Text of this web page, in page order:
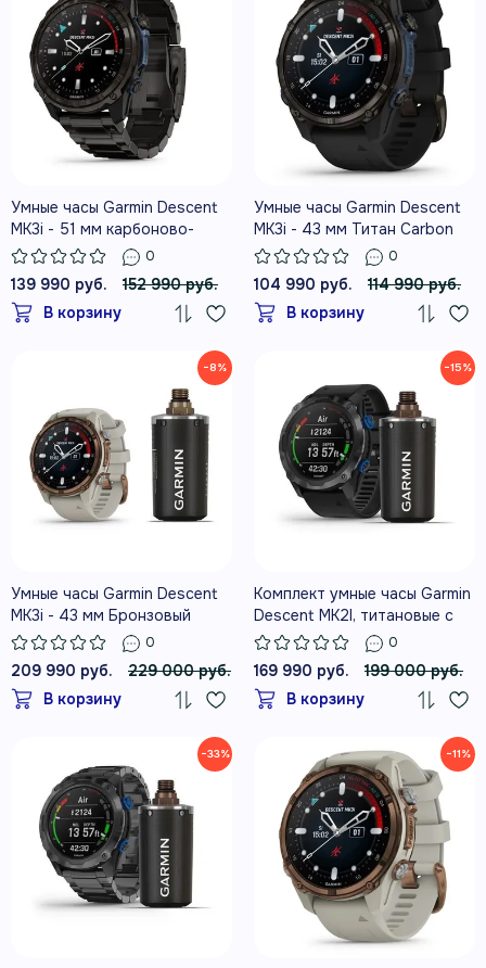
Умные часы Garmin Descent
MK3i - 51 мм карбоново-
серые DLC титановые с DLC
титановым ремешком
0
139 990 руб.
152 990 руб.
В корзину
Умные часы Garmin Descent
MK3i - 43 мм Титан Carbon
Grey DLC с черным
силиконовым ремешком
0
104 990 руб.
114 990 руб.
В корзину
−8%
Умные часы Garmin Descent
MK3i - 43 мм Бронзовый
титан с PVD-покрытием,
силиконовый ремешок
французского серого цвета
и трансивер Descent T2
0
209 990 руб.
229 000 руб.
В корзину
−15%
Комплект умные часы Garmin
Descent MK2I, титановые с
DLC-покрытием и черным
ремешком + датчик Descent
T1
0
169 990 руб.
199 000 руб.
В корзину
−33% −11%